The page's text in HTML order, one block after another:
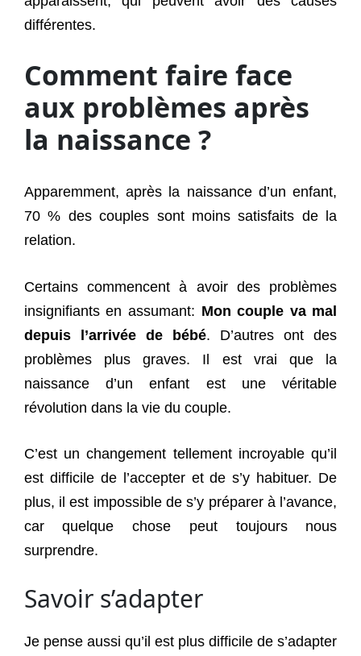
différentes.
Comment faire face
aux problèmes après
la naissance ?
Apparemment, après la naissance d’un enfant,
70 % des couples sont moins satisfaits de la
relation.
Certains commencent à avoir des problèmes
insignifiants en assumant: Mon couple va mal
depuis l’arrivée de bébé. D’autres ont des
problèmes plus graves. Il est vrai que la
naissance d’un enfant est une véritable
révolution dans la vie du couple.
C’est un changement tellement incroyable qu’il
est difficile de l’accepter et de s’y habituer. De
plus, il est impossible de s’y préparer à l’avance,
car quelque chose peut toujours nous
surprendre.
Savoir s’adapter
Je pense aussi qu’il est plus difficile de s’adapter